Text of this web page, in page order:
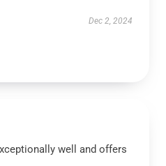
Dec 2, 2024
well and offers